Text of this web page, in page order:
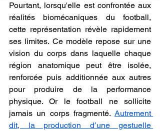
Pourtant, lorsqu'elle est confrontée aux
réalités biomécaniques du football,
cette représentation révèle rapidement
ses limites. Ce modèle repose sur une
vision du corps dans laquelle chaque
région anatomique peut être isolée,
renforcée puis additionnée aux autres
pour produire de la performance
physique. Or le football ne sollicite
jamais un corps fragmenté. Autrement
dit, la production d’une gestuelle